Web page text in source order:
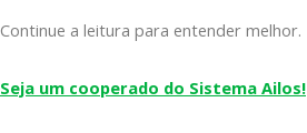
Continue a leitura para entender melhor.
Seja um cooperado do Sistema Ailos!